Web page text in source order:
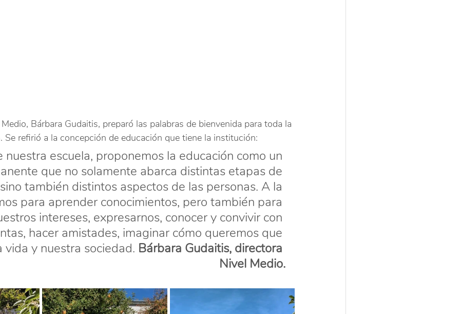
Bárbara Gudaitis, preparó las palabras de bienvenida para toda la
Se refirió a la concepción de educación que tiene la institución:
nuestra escuela, proponemos la educación como un
que no solamente abarca distintas etapas de
también distintos aspectos de las personas. A la
para aprender conocimientos, pero también para
intereses, expresarnos, conocer y convivir con
hacer amistades, imaginar cómo queremos que
vida y nuestra sociedad. Bárbara Gudaitis, directora
Nivel Medio.